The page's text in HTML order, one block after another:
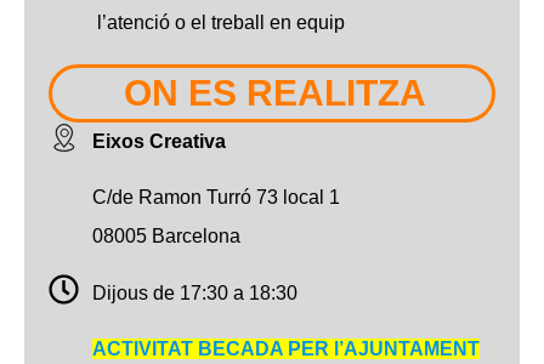
l’atenció o el treball en equip
ON ES REALITZA
Eixos Creativa
C/de Ramon Turró 73 local 1
08005 Barcelona
Dijous de 17:30 a 18:30
ACTIVITAT BECADA PER l’AJUNTAMENT